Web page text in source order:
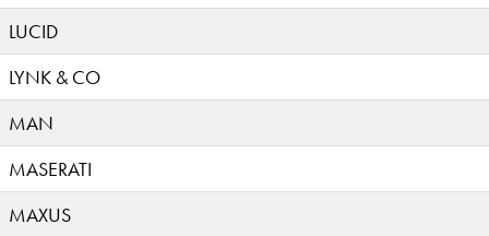
LUCID
LYNK & CO
MAN
MASERATI
MAXUS